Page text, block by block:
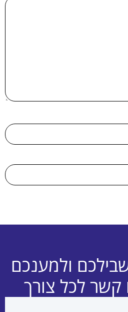
ולמענכם
קשר לכל צורך